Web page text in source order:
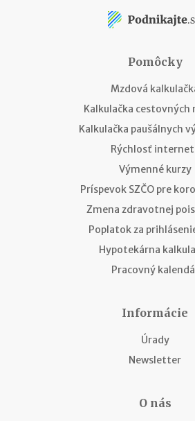
Pomôcky
Mzdová
Kalkulačka cestovných
Kalkulačka paušálnych
Rýchlosť
Výmenné kurzy
Príspevok SZČO pre
Zmena zdravotnej
Poplatok za
Hypotekárna
Pracovný
Informácie
Úrady
Newsletter
O nás